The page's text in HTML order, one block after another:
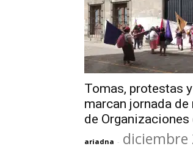
Tomas, protestas
marcan jornada
de Organizaciones
ariadna - diciembre